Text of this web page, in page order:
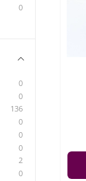
0
0
0
136
0
0
0
2
0